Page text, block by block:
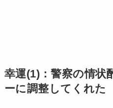
幸運(1)：警察の情状
ーに調整してくれた